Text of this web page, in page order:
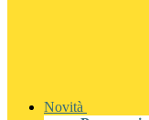
Novità